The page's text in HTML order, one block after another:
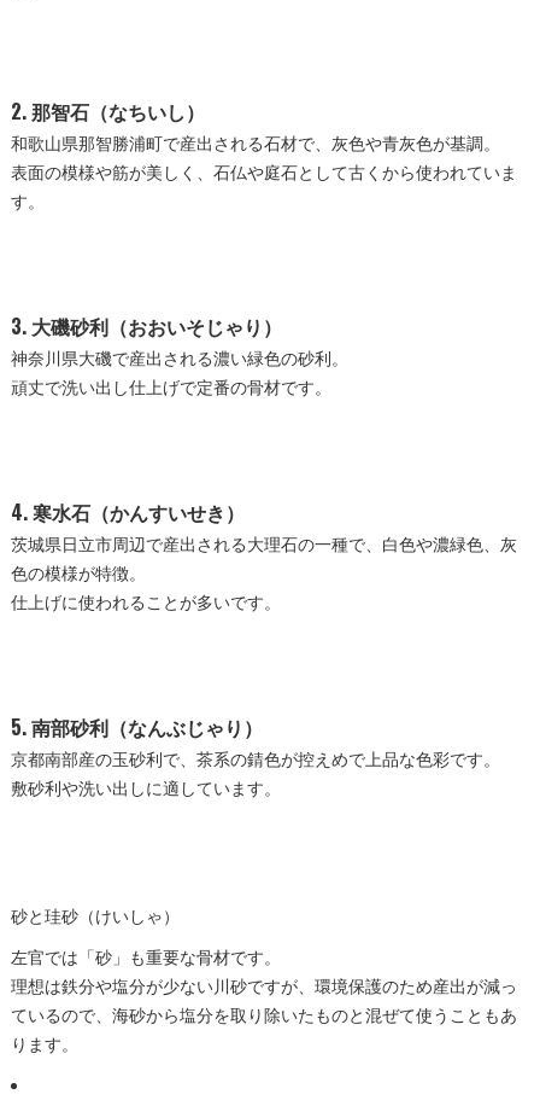
2. 那智石（なちいし）
和歌山県那智勝浦町で産出される石材で、灰色や青灰色が基調。
表面の模様や筋が美しく、石仏や庭石として古くから使われていま
す。
3. 大磯砂利（おおいそじゃり）
神奈川県大磯で産出される濃い緑色の砂利。
頑丈で洗い出し仕上げで定番の骨材です。
4. 寒水石（かんすいせき）
茨城県日立市周辺で産出される大理石の一種で、白色や濃緑色、灰
色の模様が特徴。
仕上げに使われることが多いです。
5. 南部砂利（なんぶじゃり）
京都南部産の玉砂利で、茶系の錆色が控えめで上品な色彩です。
敷砂利や洗い出しに適しています。
砂と珪砂（けいしゃ）
左官では「砂」も重要な骨材です。
理想は鉄分や塩分が少ない川砂ですが、環境保護のため産出が減っ
ているので、海砂から塩分を取り除いたものと混ぜて使うこともあ
ります。